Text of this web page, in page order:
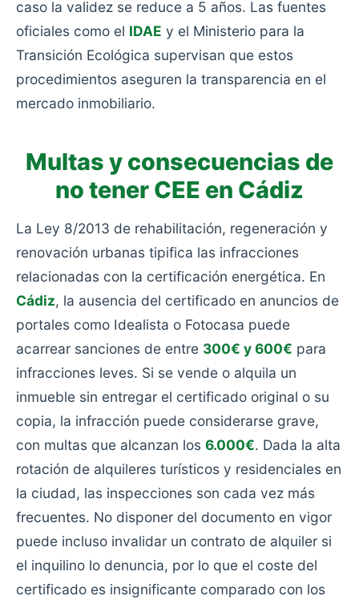
caso la validez se reduce a 5 años. Las fuentes
oficiales como el IDAE y el Ministerio para la
Transición Ecológica supervisan que estos
procedimientos aseguren la transparencia en el
mercado inmobiliario.
Multas y consecuencias de
no tener CEE en Cádiz
La Ley 8/2013 de rehabilitación, regeneración y
renovación urbanas tipifica las infracciones
relacionadas con la certificación energética. En
Cádiz, la ausencia del certificado en anuncios de
portales como Idealista o Fotocasa puede
acarrear sanciones de entre 300€ y 600€ para
infracciones leves. Si se vende o alquila un
inmueble sin entregar el certificado original o su
copia, la infracción puede considerarse grave,
con multas que alcanzan los 6.000€. Dada la alta
rotación de alquileres turísticos y residenciales en
la ciudad, las inspecciones son cada vez más
frecuentes. No disponer del documento en vigor
puede incluso invalidar un contrato de alquiler si
el inquilino lo denuncia, por lo que el coste del
certificado es insignificante comparado con los